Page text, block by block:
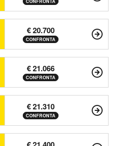
CONFRONTA
€ 20.700
CONFRONTA
€ 21.066
CONFRONTA
€ 21.310
CONFRONTA